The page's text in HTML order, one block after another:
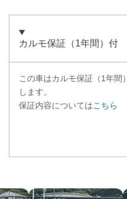
カルモ保証（1年間）付
この車はカルモ保証（1年間）
します。
保証内容についてはこちら